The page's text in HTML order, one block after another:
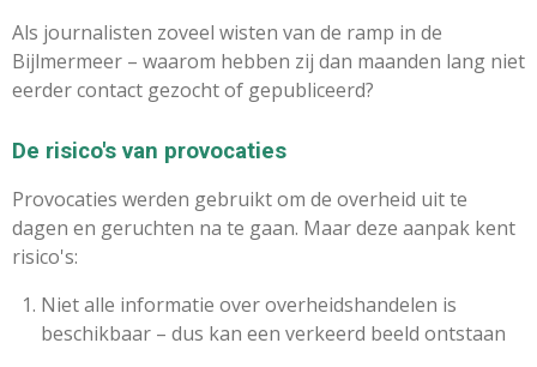
Als journalisten zoveel wisten van de ramp in de
Bijlmermeer – waarom hebben zij dan maanden lang niet
eerder contact gezocht of gepubliceerd?
De risico's van provocaties
Provocaties werden gebruikt om de overheid uit te
dagen en geruchten na te gaan. Maar deze aanpak kent
risico's:
Niet alle informatie over overheidshandelen is
beschikbaar – dus kan een verkeerd beeld ontstaan